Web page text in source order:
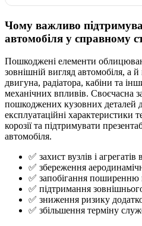
Чому важливо
автомобіля у справному
Пошкоджені елементи
зовнішній вигляд автомобіля, а
двигуна, радіатора, кабіни та
механічних впливів. Своєчасна
пошкоджених кузовних деталей
експлуатаційні характеристики
корозії та підтримувати
автомобіля.
✅ захист вузлів і агрегатів
✅ збереження
✅ запобігання поширенню
✅ підтримання
✅ зниження ризику
✅ збільшення терміну